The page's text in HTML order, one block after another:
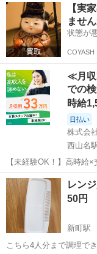
す。 まとめて引き取ってくださる方優先になります。 ￥0商品は他の
商品￥300以上お買い上
群馬 藤岡市 新町
【実
ませ
状態が
COYASH
≪月収
での
時給
日払い
株式会
西山名
【未経験OK！】高時給
でカイテキ♪ キカイへ製品の投入・チェック 《電子部品やコンデンサ
ーづくり》 ◆めっき処
製品の検査・選別・出荷
群馬 藤岡市 西
レン
50円
新町駅
こちら4人分まで調理できるサイ